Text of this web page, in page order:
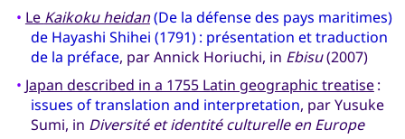
• Le Kaikoku heidan(De la défense des pays maritimes)
de Hayashi Shihei (1791) : présentation et traduction
de la préface, par Annick Horiuchi, in Ebisu(2007)
• Japan described in a 1755 Latin geographic treatise:
issues of translation and interpretation, par Yusuke
Sumi, in Diversité et identité culturelle en Europe